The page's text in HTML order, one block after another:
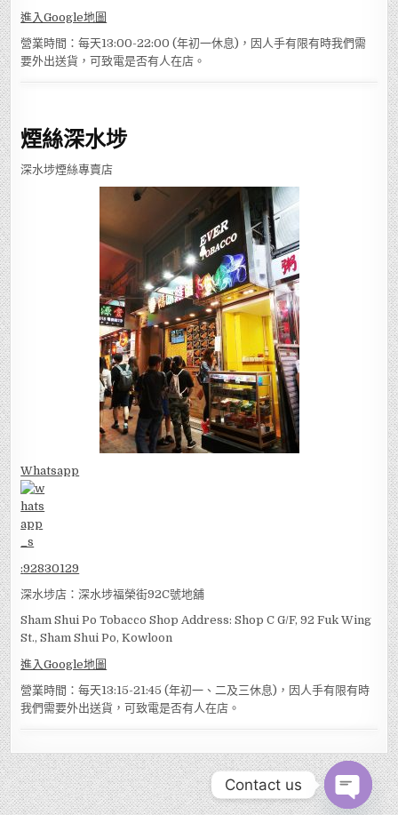
進入Google地圖
營業時間：每天13:00-22:00 (年初一休息)，因人手有限有時我們需
要外出送貨，可致電是否有人在店。
煙絲深水埗
深水埗煙絲專賣店
Whatsapp
:92830129
深水埗店：深水埗福榮街92C號地舖
Sham Shui Po Tobacco Shop Address: Shop C G/F, 92 Fuk Wing
St., Sham Shui Po, Kowloon
進入Google地圖
營業時間：每天13:15-21:45 (年初一、二及三休息)，因人手有限有時
我們需要外出送貨，可致電是否有人在店。
Contact us